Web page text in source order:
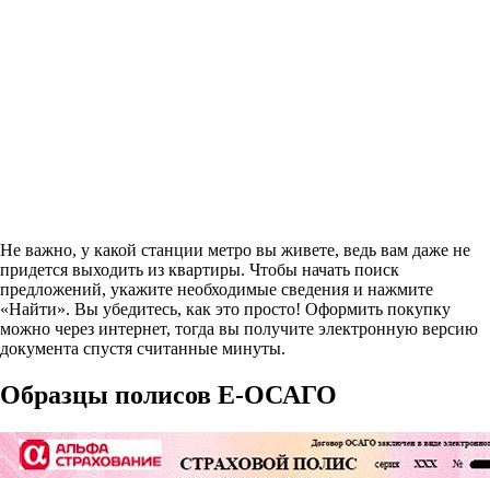
Не важно, у какой станции метро вы живете, ведь вам даже не
придется выходить из квартиры. Чтобы начать поиск
предложений, укажите необходимые сведения и нажмите
«Найти». Вы убедитесь, как это просто! Оформить покупку
можно через интернет, тогда вы получите электронную версию
документа спустя считанные минуты.
Образцы полисов E-ОСАГО